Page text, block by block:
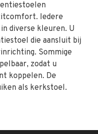
Iedere
diverse kleuren. U
die aansluit bij
Sommige
zodat u
koppelen. De
als kerkstoel.